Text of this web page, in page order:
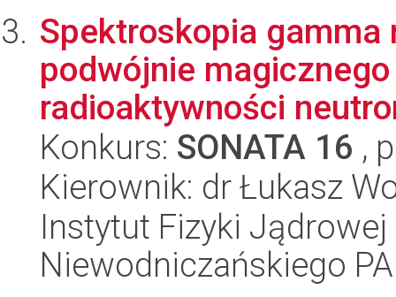
Spektroskopia gamma
podwójnie
radioaktywności
Konkurs: SONATA 16 ,
Kierownik: dr Łukasz
Instytut Fizyki
Niewodniczańskiego